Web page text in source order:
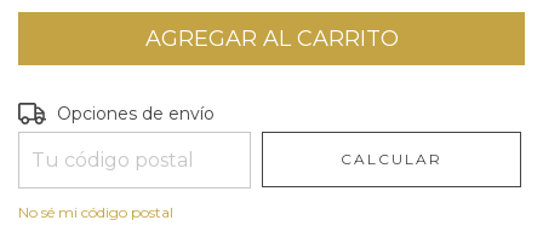
Entregas para el CP:
Opciones de envío
CALCULAR
No sé mi código postal